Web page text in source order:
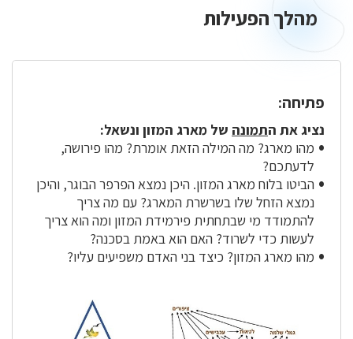
מהלךמהלך הפעילות
פתיחה:
נציג את התמונה של מארג המזון ונשאל:
מהו מארג? מה המילה הזאת אומרת? מהו פירושה,
לדעתכם?
הביטו בלוח מארג המזון. היכן נמצא הפרפר הבוגר, והיכן
נמצא הזחל שלו בשרשרת המארג? עם מה צריך
להתמודד מי שבתחתית פירמידת המזון ומה הוא צריך
לעשות כדי לשרוד? האם הוא באמת בסכנה?
מהו מארג המזון? כיצד בני האדם משפיעים עליו?